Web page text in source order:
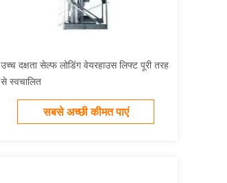
उच्च दक्षता सेल्फ लोडिंग वेयरहाउस लिफ्ट पूरी तरह
से स्वचालित
सबसे अच्छी कीमत पाएं